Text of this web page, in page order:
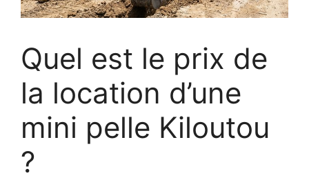
Quel est le prix de
la location d’une
mini pelle Kiloutou
?